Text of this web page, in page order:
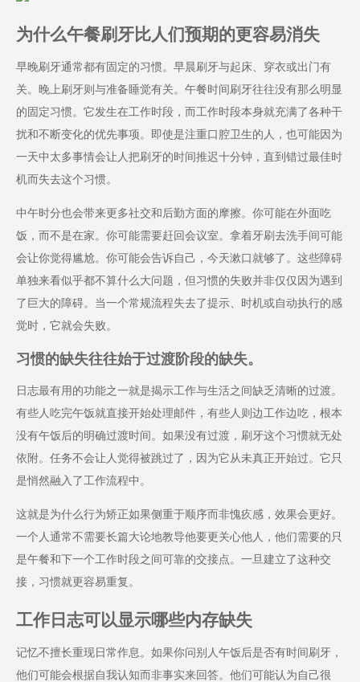
为什么午餐刷牙比人们预期的更容易消失
早晚刷牙通常都有固定的习惯。早晨刷牙与起床、穿衣或出门有
关。晚上刷牙则与准备睡觉有关。午餐时间刷牙往往没有那么明显
的固定习惯。它发生在工作时段，而工作时段本身就充满了各种干
扰和不断变化的优先事项。即使是注重口腔卫生的人，也可能因为
一天中太多事情会让人把刷牙的时间推迟十分钟，直到错过最佳时
机而失去这个习惯。
中午时分也会带来更多社交和后勤方面的摩擦。你可能在外面吃
饭，而不是在家。你可能需要赶回会议室。拿着牙刷去洗手间可能
会让你觉得尴尬。你可能会告诉自己，今天漱口就够了。这些障碍
单独来看似乎都不算什么大问题，但习惯的失败并非仅仅因为遇到
了巨大的障碍。当一个常规流程失去了提示、时机或自动执行的感
觉时，它就会失败。
习惯的缺失往往始于过渡阶段的缺失。
日志最有用的功能之一就是揭示工作与生活之间缺乏清晰的过渡。
有些人吃完午饭就直接开始处理邮件，有些人则边工作边吃，根本
没有午饭后的明确过渡时间。如果没有过渡，刷牙这个习惯就无处
依附。任务不会让人觉得被跳过了，因为它从未真正开始过。它只
是悄然融入了工作流程中。
这就是为什么行为矫正如果侧重于顺序而非愧疚感，效果会更好。
一个人通常不需要长篇大论地教导他要更关心他人，他们需要的只
是午餐和下一个工作时段之间可靠的交接点。一旦建立了这种交
接，习惯就更容易重复。
工作日志可以显示哪些内存缺失
记忆不擅长重现日常作息。如果你问别人午饭后是否有时间刷牙，
他们可能会根据自我认知而非事实来回答。他们可能认为自己很